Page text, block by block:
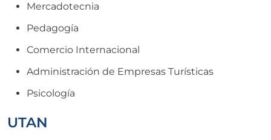
Mercadotecnia
Pedagogía
Comercio Internacional
Administración de Empresas Turísticas
Psicología
UTAN